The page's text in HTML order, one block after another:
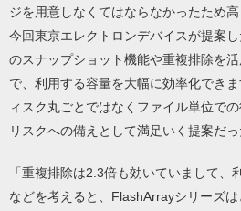
ジを用意しなくてはならなかったため高
今回東京エレクトロンデバイスが提案
のスナップショット機能や重複排除を
で、利用する容量を大幅に効率化でき
ィスク丸ごとではなくファイル単位で
リスクへの備えとして満足いく提案だっ
「重複排除は2.3倍も効いていまして、
などを考えると、FlashArrayシリーズ